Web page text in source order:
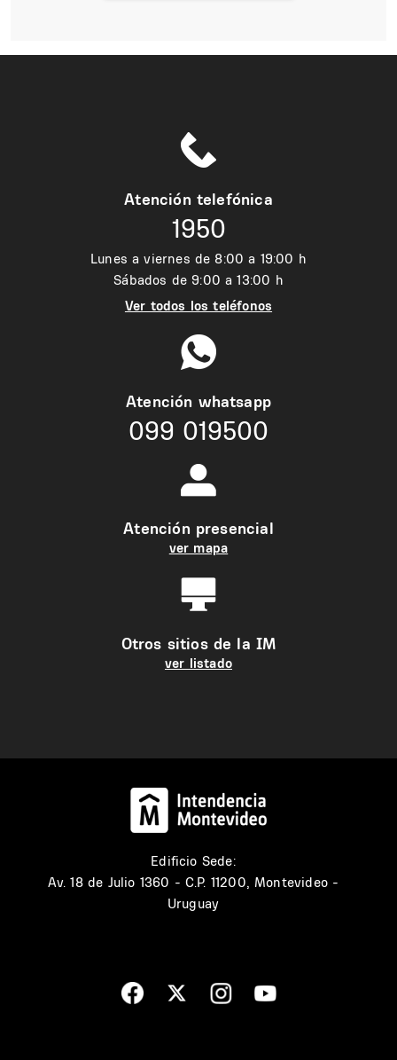
Atención telefónica
1950
Lunes a viernes de 8:00 a 19:00 h
Sábados de 9:00 a 13:00 h
Ver todos los teléfonos
Atención whatsapp
099 019500
Atención presencial
ver mapa
Otros sitios de la IM
ver listado
Edificio Sede:
Av. 18 de Julio 1360 - C.P. 11200, Montevideo -
Uruguay